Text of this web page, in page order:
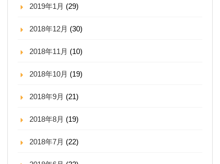
2019年1月 (29)
2018年12月 (30)
2018年11月 (10)
2018年10月 (19)
2018年9月 (21)
2018年8月 (19)
2018年7月 (22)